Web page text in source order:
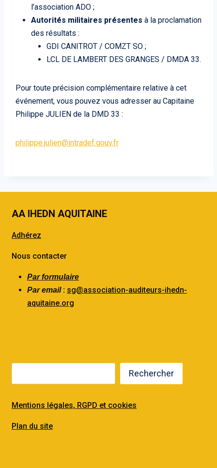
l’association ADO ;
Autorités militaires présentes à la proclamation
des résultats :
GDI CANITROT / COMZT SO ;
LCL DE LAMBERT DES GRANGES / DMDA 33.
Pour toute précision complémentaire relative à cet
événement, vous pouvez vous adresser au Capitaine
Philippe JULIEN de la DMD 33 :
philippe.julien@intradef.gouv.fr
AA IHEDN AQUITAINE
Adhérez
Nous contacter
Par formulaire
Par email: sg@association-auditeurs-ihedn-
aquitaine.org
Rechercher
Mentions légales, RGPD et cookies
Plan du site